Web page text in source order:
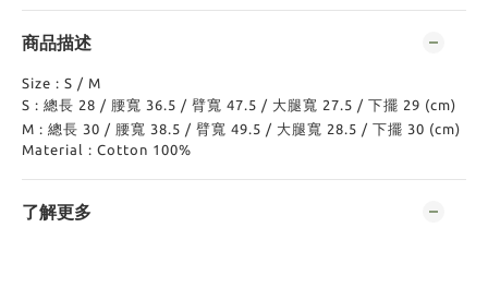
商品描述
Size : S / M
S : 總長 28 / 腰寬 36.5 / 臂寬 47.5 / 大腿寬 27.5 / 下擺 29 (cm)
M : 總長 30 / 腰寬 38.5 / 臂寬 49.5 / 大腿寬 28.5 / 下擺 30 (cm)
Material : Cotton 100%
了解更多